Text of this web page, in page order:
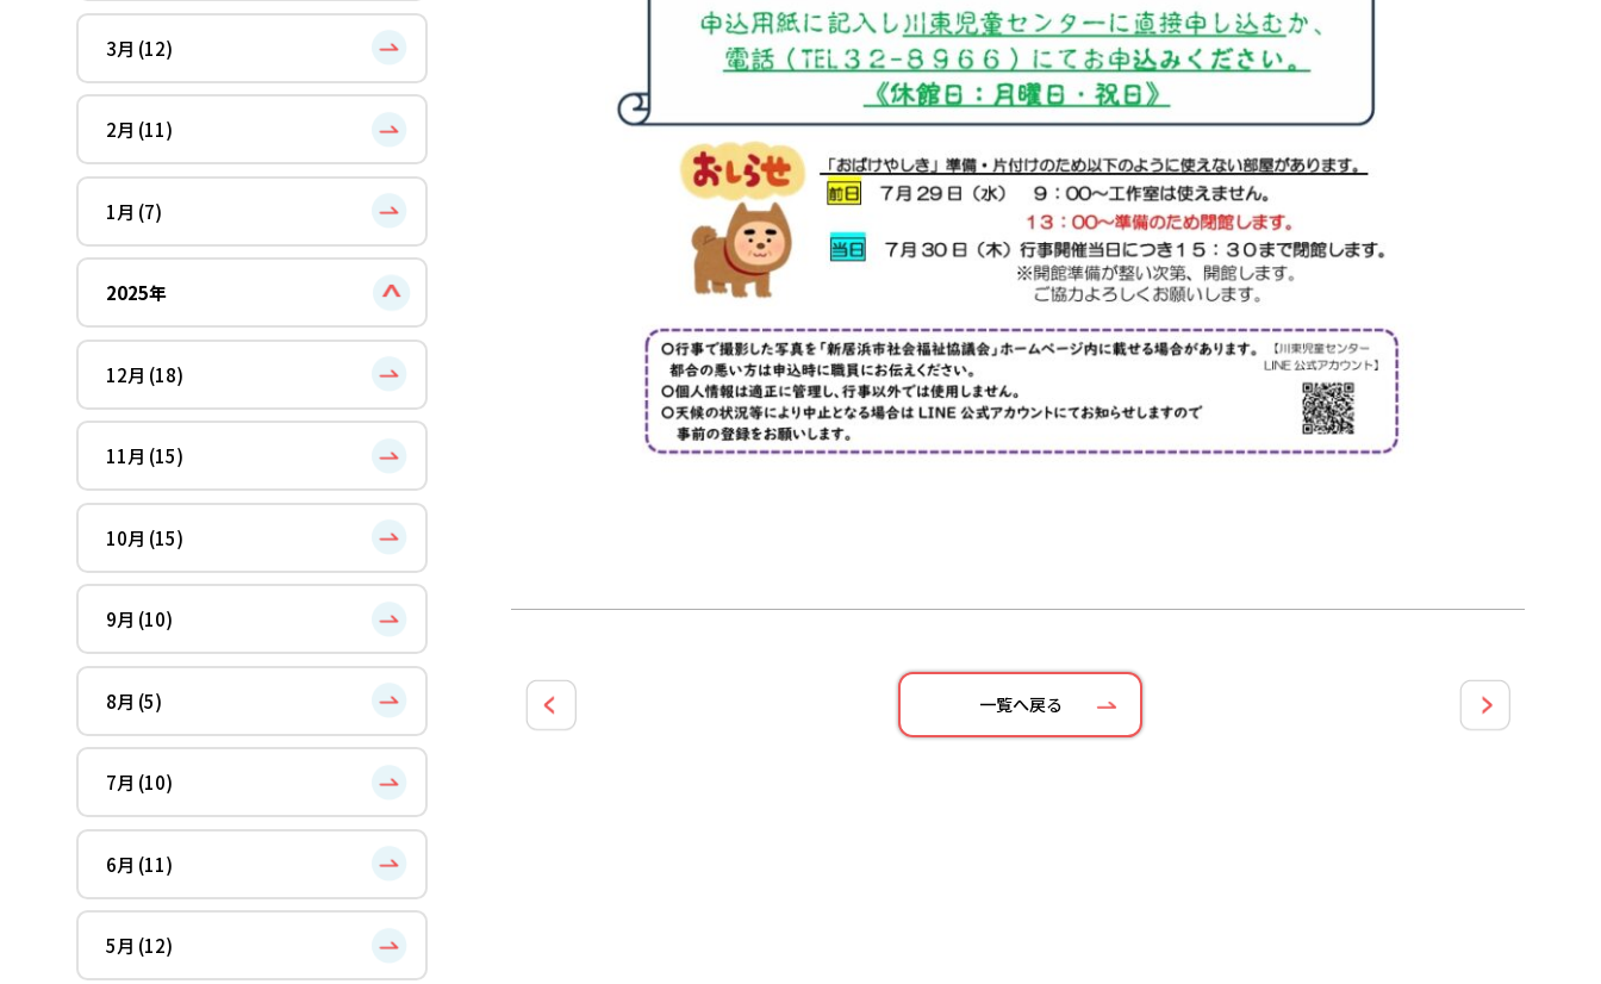
3月 (12)
2月 (11)
1月 (7)
2025年
12月 (18)
11月 (15)
10月 (15)
9月 (10)
8月 (5)
7月 (10)
6月 (11)
5月 (12)
一覧へ戻る